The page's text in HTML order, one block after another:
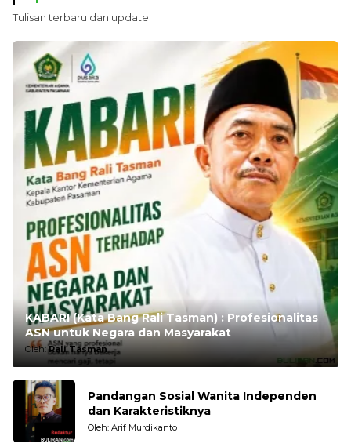
Tulisan terbaru dan update
KABARI (Kata Bang Rali Tasman) : Profesionalitas
ASN untuk Negara dan Masyarakat
Oleh:Rali Tasman
Pandangan Sosial Wanita Independen
dan Karakteristiknya
Oleh: Arif Murdikanto